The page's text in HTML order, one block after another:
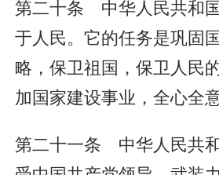
第二十条 中华人民共和
于人民。它的任务是巩固
略，保卫祖国，保卫人民
加国家建设事业，全心全
第二十一条 中华人民共